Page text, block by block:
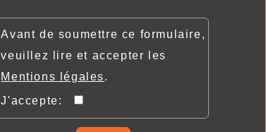
Avant de soumettre ce formulaire,
veuillez lire et accepter les
Mentions légales.
J'accepte: